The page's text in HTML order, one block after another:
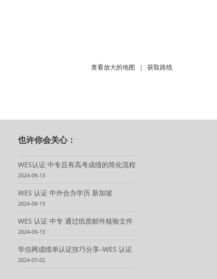
查看放大的地图 |获取路线
也许你会关心：
WES认证 中专且有高考成绩的简化流程
2024-09-13
WES 认证 中外合办学历 新加坡
2024-09-13
WES 认证 中专 通过纸质邮件核验文件
2024-09-13
学信网成绩单认证技巧分享–WES 认证
2024-07-02